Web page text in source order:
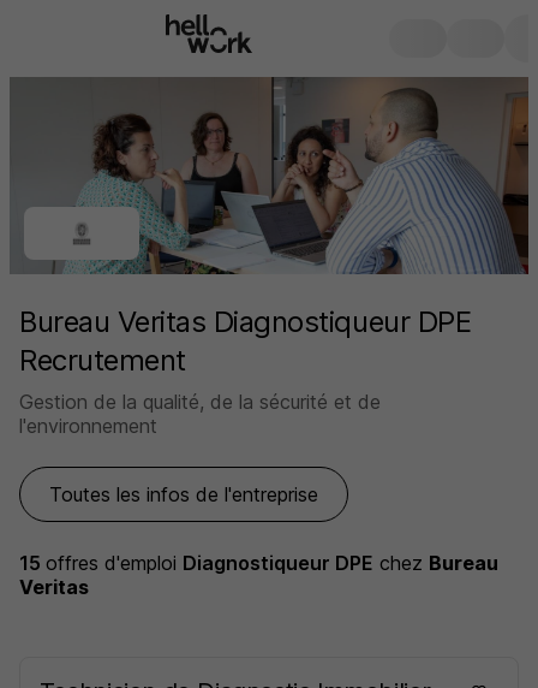
Bureau Veritas Diagnostiqueur DPE
Recrutement
Gestion de la qualité, de la sécurité et de
l'environnement
Toutes les infos de l'entreprise
15 offres d'emploi Diagnostiqueur DPE chez Bureau
Veritas